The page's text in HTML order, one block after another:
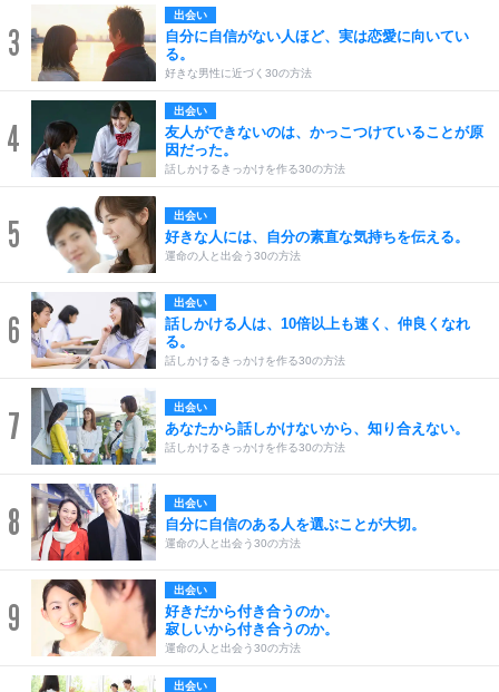
3
出会い
自分に自信がない人ほど、実は恋愛に向いてい
る。
好きな男性に近づく30の方法
4
出会い
友人ができないのは、かっこつけていることが原
因だった。
話しかけるきっかけを作る30の方法
5 出会い
好きな人には、自分の素直な気持ちを伝える。
運命の人と出会う30の方法
6
出会い
話しかける人は、10倍以上も速く、仲良くなれ
る。
話しかけるきっかけを作る30の方法
7 出会い
あなたから話しかけないから、知り合えない。
話しかけるきっかけを作る30の方法
8 出会い
自分に自信のある人を選ぶことが大切。
運命の人と出会う30の方法
9
出会い
好きだから付き合うのか。
寂しいから付き合うのか。
運命の人と出会う30の方法
出会い